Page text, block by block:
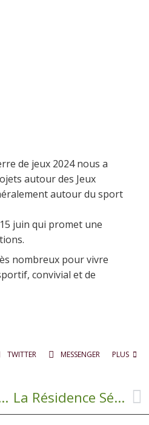
de jeux 2024 nous a
autour des Jeux
autour du sport
juin qui promet une
nombreux pour vivre
convivial et de
TWITTER MESSENGER PLUS
la piscine La Résidence Séniors